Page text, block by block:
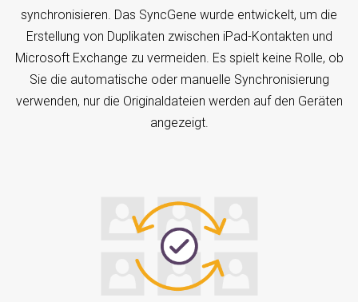
synchronisieren. Das SyncGene wurde entwickelt, um die
Erstellung von Duplikaten zwischen iPad-Kontakten und
Microsoft Exchange zu vermeiden. Es spielt keine Rolle, ob
Sie die automatische oder manuelle Synchronisierung
verwenden, nur die Originaldateien werden auf den Geräten
angezeigt.